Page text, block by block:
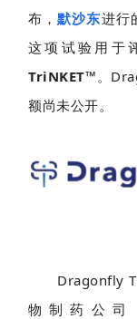
布，默沙东进行
这项试验用于
TriNKET™。
额尚未公开。
Dragonfly
物制药公司